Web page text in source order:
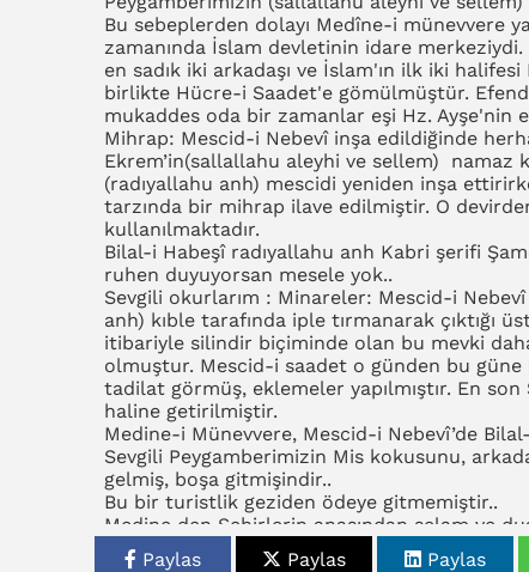
Bu sebeplerden dolayı Medîne-i münevvere
zamanında İslam devletinin idare merkeziydi.
en sadık iki arkadaşı ve İslam'ın ilk iki
birlikte Hücre-i Saadet'e gömülmüştür.
mukaddes oda bir zamanlar eşi Hz. Ayşe'nin
Mihrap: Mescid-i Nebevî inşa edildiğinde
Ekrem’in(sallallahu aleyhi ve sellem) namaz
(radıyallahu anh) mescidi yeniden inşa
tarzında bir mihrap ilave edilmiştir. O
kullanılmaktadır.
Bilal-i Habeşî radıyallahu anh Kabri şerifi
ruhen duyuyorsan mesele yok..
Sevgili okurlarım : Minareler: Mescid-i
anh) kıble tarafında iple tırmanarak çıktığı
itibariyle silindir biçiminde olan bu mevki
olmuştur. Mescid-i saadet o günden bu
tadilat görmüş, eklemeler yapılmıştır. En
haline getirilmiştir.
Medine-i Münevvere, Mescid-i Nebevî’de
Sevgili Peygamberimizin Mis kokusunu,
gelmiş, boşa gitmişindir..
Bu bir turistlik geziden ödeye gitmemiştir..
Medine den Şehirlerin anasından selam ve
İyi günler..
Paylas Paylas Paylas